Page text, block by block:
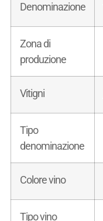
Denominazione
Zona di
produzione
Vitigni
Tipo
denominazione
Colore vino
Tipo vino